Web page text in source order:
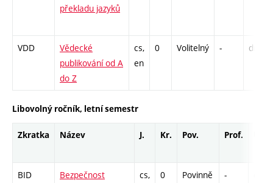
překladu jazyků
VDD
Vědecké
publikování od A
do Z
cs,
en
0 Volitelný - drzk
Libovolný ročník, letní semestr
Zkratka Název J. Kr. Pov. Prof.
BID
Bezpečnost
cs,
0
Povinně
-